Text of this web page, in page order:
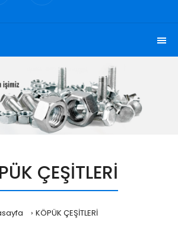
ÇEŞİTLERİ
KÖPÜK ÇEŞİTLERİ